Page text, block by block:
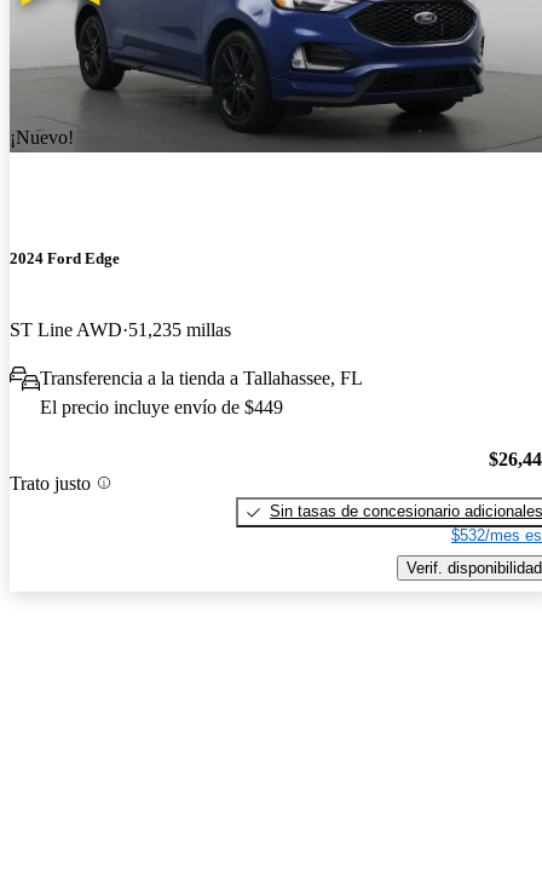
¡Nuevo!
2024 Ford Edge
ST Line AWD 51,235 millas
Transferencia a la tienda a Tallahassee, FL
El precio incluye envío de $449
Trato justo
Sin tasas de concesionario adicionales
$532/mes
Verif. disponibilidad